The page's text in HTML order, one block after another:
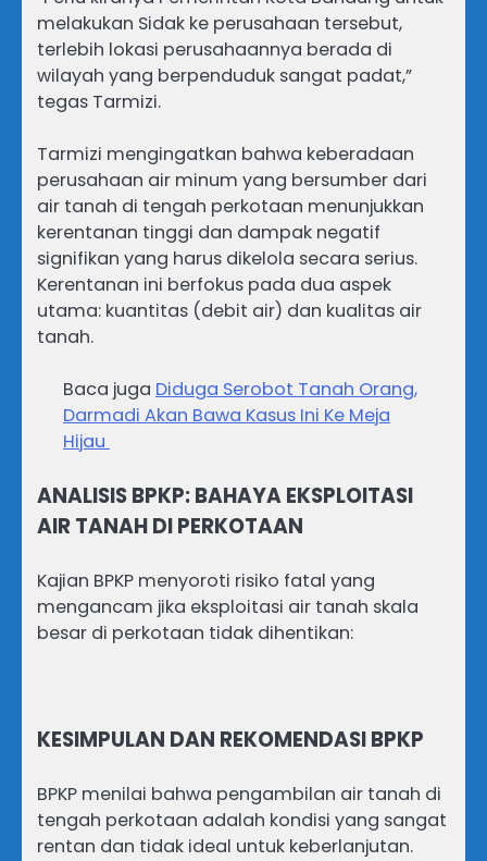
melakukan Sidak ke perusahaan tersebut,
terlebih lokasi perusahaannya berada di
wilayah yang berpenduduk sangat padat,”
tegas Tarmizi.
Tarmizi mengingatkan bahwa keberadaan
perusahaan air minum yang bersumber dari
air tanah di tengah perkotaan menunjukkan
kerentanan tinggi dan dampak negatif
signifikan yang harus dikelola secara serius.
Kerentanan ini berfokus pada dua aspek
utama: kuantitas (debit air) dan kualitas air
tanah.
Baca juga ‎Diduga Serobot Tanah Orang,
Darmadi Akan Bawa Kasus Ini Ke Meja
Hijau ‎
ANALISIS BPKP: BAHAYA EKSPLOITASI
AIR TANAH DI PERKOTAAN
Kajian BPKP menyoroti risiko fatal yang
mengancam jika eksploitasi air tanah skala
besar di perkotaan tidak dihentikan:
KESIMPULAN DAN REKOMENDASI BPKP
BPKP menilai bahwa pengambilan air tanah di
tengah perkotaan adalah kondisi yang sangat
rentan dan tidak ideal untuk keberlanjutan.